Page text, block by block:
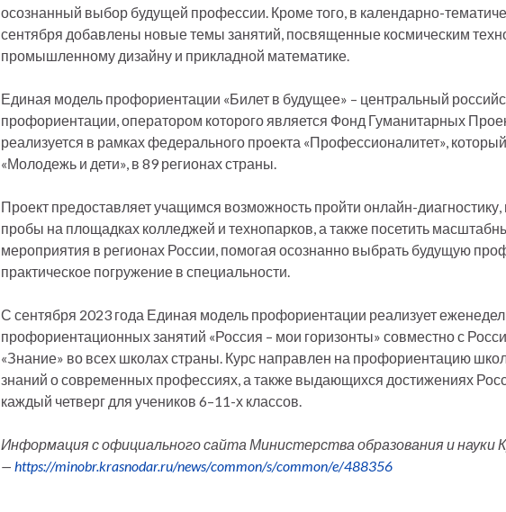
осознанный выбор будущей профессии. Кроме того, в календарно-
сентября добавлены новые темы занятий, посвященные космическим
промышленному дизайну и прикладной математике.
Единая модель профориентации «Билет в будущее» – центральный
профориентации, оператором которого является Фонд Гуманитарных
реализуется в рамках федерального проекта «Профессионалитет»,
«Молодежь и дети», в 89 регионах страны.
Проект предоставляет учащимся возможность пройти онлайн-
пробы на площадках колледжей и технопарков, а также посетить
мероприятия в регионах России, помогая осознанно выбрать будущую
практическое погружение в специальности.
С сентября 2023 года Единая модель профориентации реализует
профориентационных занятий «Россия – мои горизонты» совместно с
«Знание» во всех школах страны. Курс направлен на профориентацию
знаний о современных профессиях, а также выдающихся достижениях
каждый четверг для учеников 6–11-х классов.
Информация с официального сайта Министерства образования и науки
— https://minobr.krasnodar.ru/news/common/s/common/e/488356